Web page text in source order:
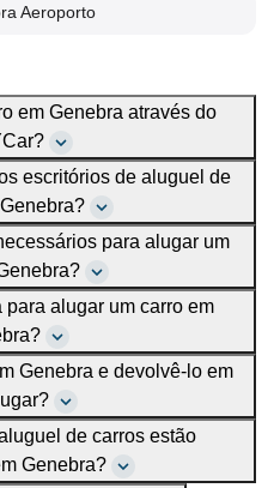
Aeroporto
em Genebra através do
escritórios de aluguel de
para alugar um
alugar um carro em
Genebra e devolvê-lo em
de carros estão
Genebra?